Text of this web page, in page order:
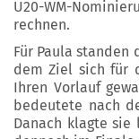
U20-WM-
rechnen.
Für Paula
dem Ziel sich für
Ihren Vorlauf
bedeutete nach
Danach klagte